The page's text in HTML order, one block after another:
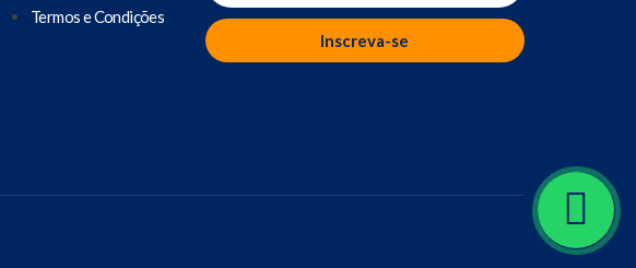
Termos e Condições
Inscreva-se